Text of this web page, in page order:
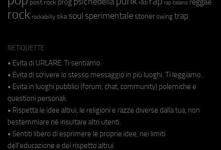
post rock prog r&b rap italiano
rock rockabilly ska soul sperimentale stoner swing trap
NETIQUETTE
• Evita di URLARE. Ti sentiamo.
• Evita di scrivere lo stesso messaggio in più luoghi. Ti leggiamo.
• Evita in luoghi pubblici (forum, chat, community) polemiche e
questioni personali.
• Rispetta le idee altrui, le religioni e razze diverse dalla tua, non
bestemmiare né insultare altri utenti.
• Sentiti libero di esprimere le proprie idee, nei limiti
dell'educazione e del rispetto altrui.